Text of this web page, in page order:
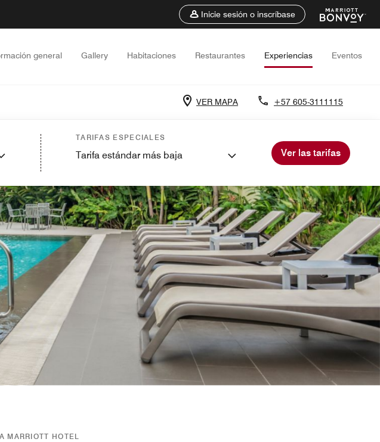
Inicie sesión o inscríbase
general Gallery Habitaciones Restaurantes Experiencias Eventos
VER MAPA +57 605-3111115
TARIFAS ESPECIALES
Tarifa estándar más baja Ver las tarifas
MARRIOTT HOTEL